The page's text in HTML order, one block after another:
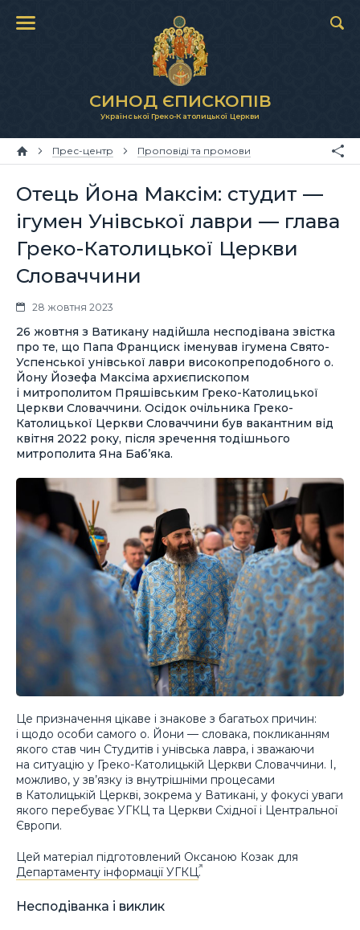
СИНОД ЄПИСКОПІВ
Української Греко-Католицької Церкви
Прес-центр Проповіді та промови
Отець Йона Максім: студит —
ігумен Унівської лаври — глава
Греко-Католицької Церкви
Словаччини
28 жовтня 2023
26 жовтня з Ватикану надійшла несподівана звістка
про те, що Папа Франциск іменував ігумена Свято-
Успенської унівської лаври високопреподобного о.
Йону Йозефа Максіма архиєпископом
і митрополитом Пряшівським Греко-Католицької
Церкви Словаччини. Осідок очільника Греко-
Католицької Церкви Словаччини був вакантним від
квітня 2022 року, після зречення тодішнього
митрополита Яна Баб’яка.
Це призначення цікаве і знакове з багатьох причин:
і щодо особи самого о. Йони — словака, покликанням
якого став чин Студитів і унівська лавра, і зважаючи
на ситуацію у Греко-Католицькій Церкви Словаччини. І,
можливо, у зв’язку із внутрішніми процесами
в Католицькій Церкві, зокрема у Ватикані, у фокусі уваги
якого перебуває УГКЦ та Церкви Східної і Центральної
Європи.
Цей матеріал підготовлений Оксаною Козак для
Департаменту інформації УГКЦ.
Несподіванка і виклик